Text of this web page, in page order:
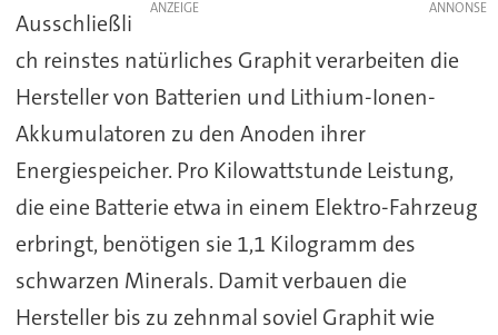
ANZEIGE
Ausschließli
ch reinstes natürliches Graphit verarbeiten die
Hersteller von Batterien und Lithium-Ionen-
Akkumulatoren zu den Anoden ihrer
Energiespeicher. Pro Kilowattstunde Leistung,
die eine Batterie etwa in einem Elektro-Fahrzeug
erbringt, benötigen sie 1,1 Kilogramm des
schwarzen Minerals. Damit verbauen die
Hersteller bis zu zehnmal soviel Graphit wie